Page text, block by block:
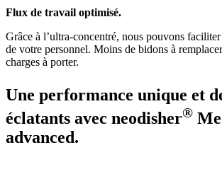
Flux de travail optimisé.
Grâce à l’ultra-concentré, nous pouvons
de votre personnel. Moins de bidons à
charges à porter.
Une performance unique et
éclatants avec neodisher®
advanced.